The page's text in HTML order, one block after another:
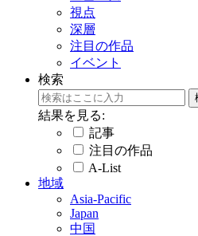
視点
深層
注目の作品
イベント
検索
結果を見る:
記事
注目の作品
A-List
地域
Asia-Pacific
Japan
中国